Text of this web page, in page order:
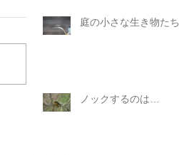
庭の小さな生き物たち
ノックするのは…